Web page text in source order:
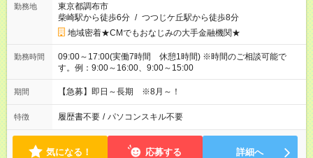
勤務地
東京都調布市
柴崎駅から徒歩6分 / つつじケ丘駅から徒歩8分
地域密着★CMでもおなじみの大手金融機関★
勤務時間
09:00～17:00(実働7時間 休憩1時間) ※時間のご相談可能で
す。例：9:00～16:00、9:00～15:00
期間 【急募】即日～長期 ※8月～！
特徴 履歴書不要 / パソコンスキル不要
気になる！ 応募する 詳細へ